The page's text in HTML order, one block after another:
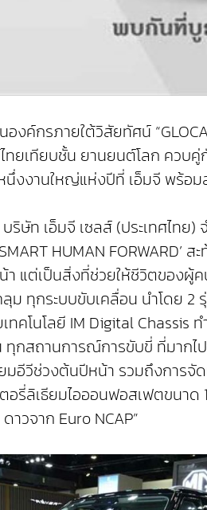
งค์กรภายใต้วิสัยทัศน์
เทียบชั้น ยานยนต์โลก ควบคู่
นึ่งงานใหญ่แห่งปีที่ เอ็มจี พร้
ษัท เอ็มจี เซลส์ (ประเทศไทย
HUMAN
น้า แต่เป็นสิ่งที่ช่วยให้ชีวิตของ
ทุกระบบขับเคลื่อน นำโดย 2
โนโลยี IM Digital Chassis
กสถานการณ์การขับขี่ ที่มากไ
อีวีช่วงต้นปีหน้า รวมถึงการจั
รี่ลิเธียมไอออนฟอสเฟตขนา
วจาก Euro NCAP”